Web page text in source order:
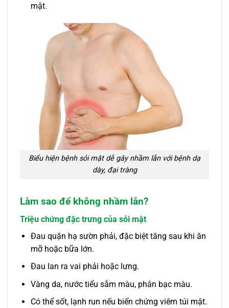
mật.
Biểu hiện bệnh sỏi mật dễ gây nhầm lẫn với bệnh dạ
dày, đại tràng
Làm sao để không nhầm lẫn?
Triệu chứng đặc trưng của sỏi mật
Đau quặn hạ sườn phải, đặc biệt tăng sau khi ăn
mỡ hoặc bữa lớn.
Đau lan ra vai phải hoặc lưng.
Vàng da, nước tiểu sẫm màu, phân bạc màu.
Có thể sốt, lạnh run nếu biến chứng viêm túi mật.